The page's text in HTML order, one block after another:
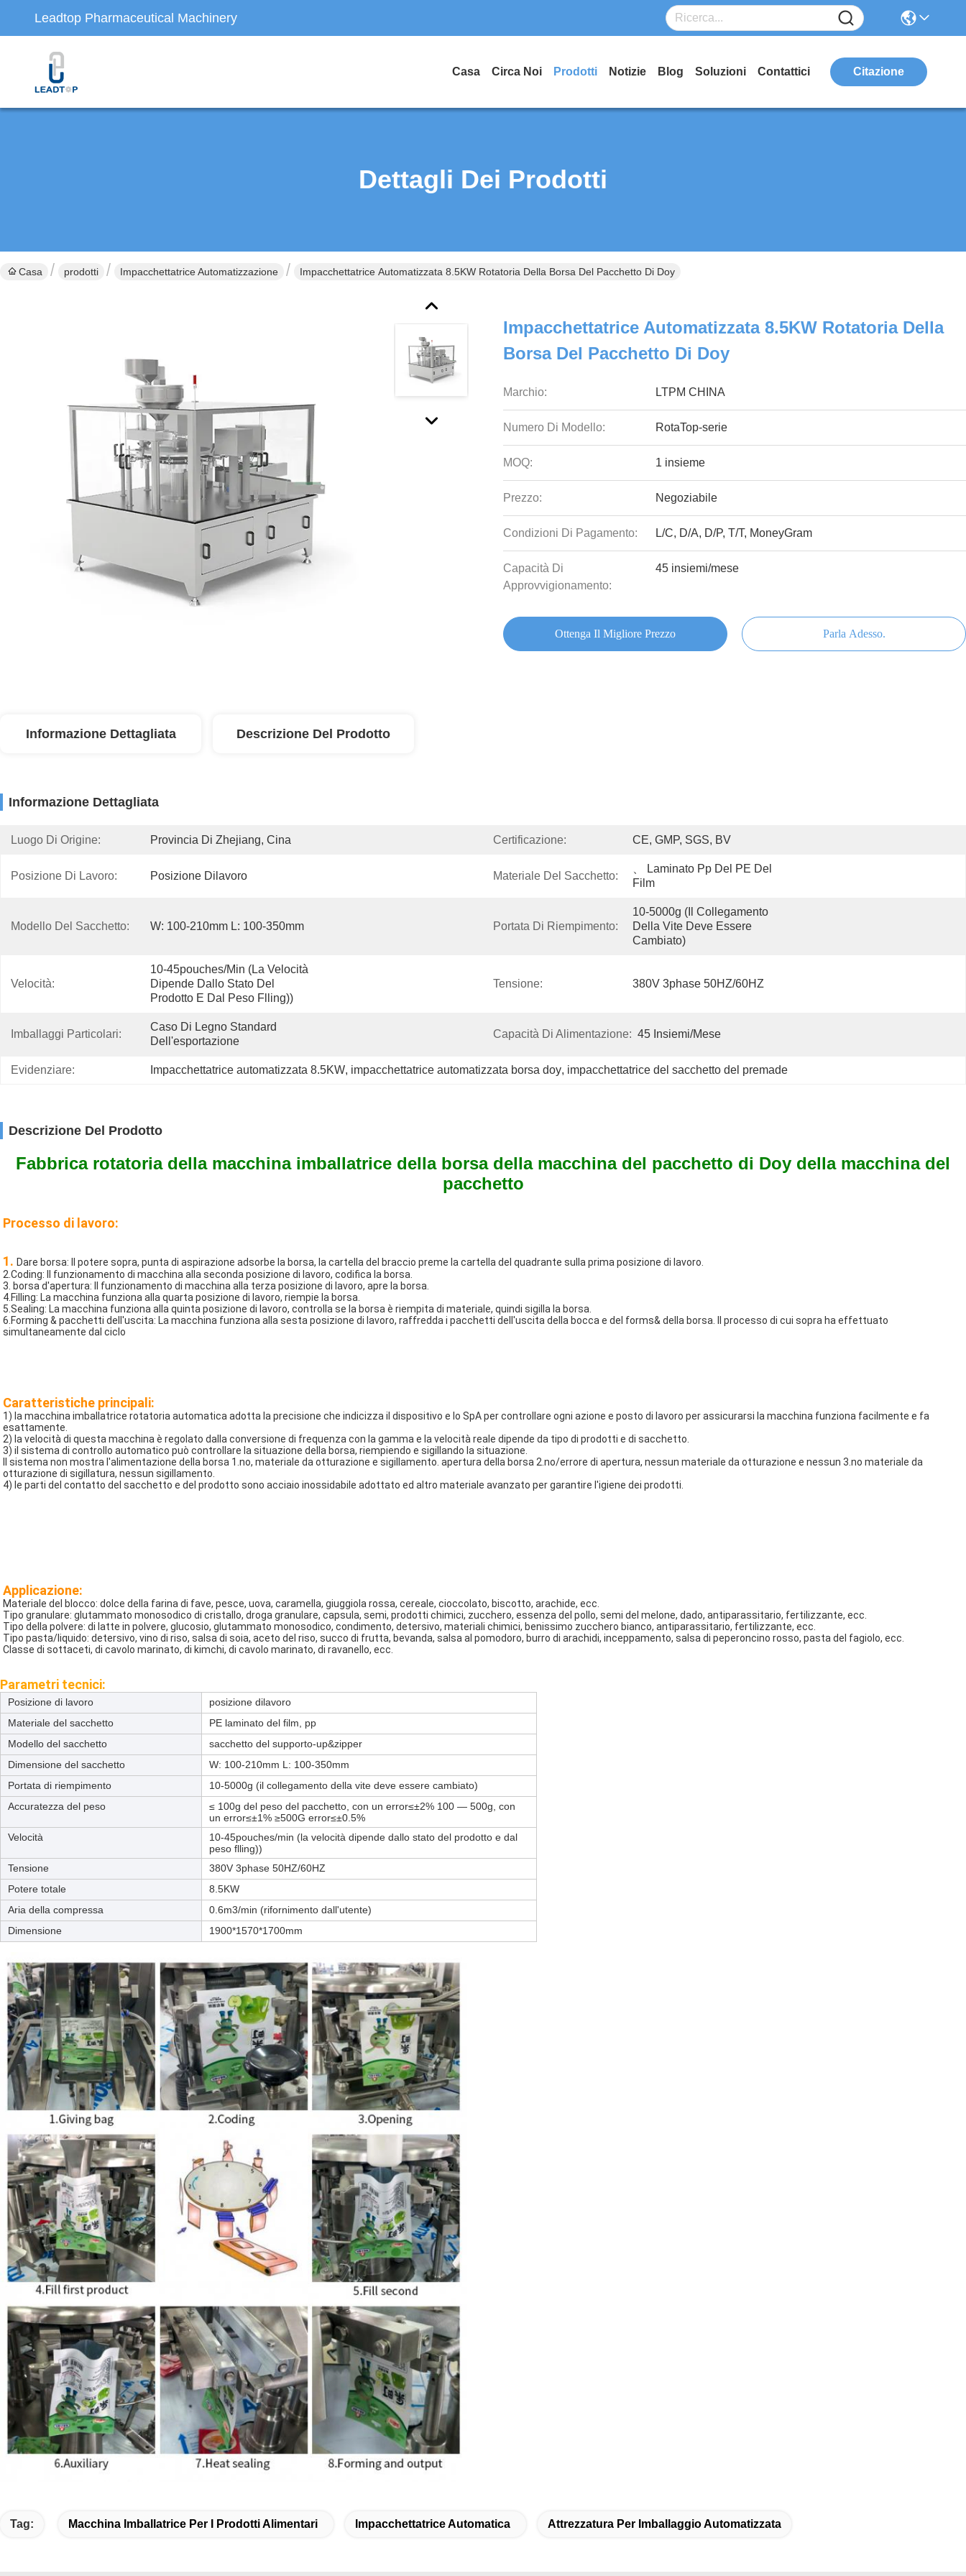
Leadtop Pharmaceutical Machinery
Casa Circa Noi Prodotti Notizie Blog Soluzioni Contattici Citazione
Dettagli Dei Prodotti
Casa prodotti Impacchettatrice Automatizzazione Impacchettatrice Automatizzata 8.5KW Rotatoria Della Borsa Del Pacchetto Di Doy
Impacchettatrice Automatizzata 8.5KW Rotatoria Della
Borsa Del Pacchetto Di Doy
Marchio: LTPM CHINA
Numero Di Modello: RotaTop-serie
MOQ: 1 insieme
Prezzo: Negoziabile
Condizioni Di Pagamento: L/C, D/A, D/P, T/T, MoneyGram
Capacità Di
Approvvigionamento:
45 insiemi/mese
Ottenga Il Migliore Prezzo Parla Adesso.
Informazione Dettagliata Descrizione Del Prodotto
Informazione Dettagliata
Luogo Di Origine: Provincia Di Zhejiang, Cina Certificazione: CE, GMP, SGS, BV
Posizione Di Lavoro: Posizione Dilavoro Materiale Del Sacchetto:
、 Laminato Pp Del PE Del
Film
Modello Del Sacchetto: W: 100-210mm L: 100-350mm Portata Di Riempimento:
10-5000g (il Collegamento
Della Vite Deve Essere
Cambiato)
Velocità:
10-45pouches/min (la Velocità
Dipende Dallo Stato Del
Prodotto E Dal Peso Flling))
Tensione: 380V 3phase 50HZ/60HZ
Imballaggi Particolari:
Caso Di Legno Standard
Dell'esportazione
Capacità Di Alimentazione: 45 Insiemi/mese
Evidenziare: Impacchettatrice automatizzata 8.5KW, impacchettatrice automatizzata borsa doy, impacchettatrice del sacchetto del premade
Descrizione Del Prodotto
Fabbrica rotatoria della macchina imballatrice della borsa della macchina del pacchetto di Doy della macchina del
pacchetto
Processo di lavoro:
1. Dare borsa: Il potere sopra, punta di aspirazione adsorbe la borsa, la cartella del braccio preme la cartella del quadrante sulla prima posizione di lavoro.
2.Coding: Il funzionamento di macchina alla seconda posizione di lavoro, codifica la borsa.
3. borsa d'apertura: Il funzionamento di macchina alla terza posizione di lavoro, apre la borsa.
4.Filling: La macchina funziona alla quarta posizione di lavoro, riempie la borsa.
5.Sealing: La macchina funziona alla quinta posizione di lavoro, controlla se la borsa è riempita di materiale, quindi sigilla la borsa.
6.Forming & pacchetti dell'uscita: La macchina funziona alla sesta posizione di lavoro, raffredda i pacchetti dell'uscita della bocca e del forms& della borsa. Il processo di cui sopra ha effettuato
simultaneamente dal ciclo
Caratteristiche principali:
1) la macchina imballatrice rotatoria automatica adotta la precisione che indicizza il dispositivo e lo SpA per controllare ogni azione e posto di lavoro per assicurarsi la macchina funziona facilmente e fa
esattamente.
2) la velocità di questa macchina è regolato dalla conversione di frequenza con la gamma e la velocità reale dipende da tipo di prodotti e di sacchetto.
3) il sistema di controllo automatico può controllare la situazione della borsa, riempiendo e sigillando la situazione.
Il sistema non mostra l'alimentazione della borsa 1.no, materiale da otturazione e sigillamento. apertura della borsa 2.no/errore di apertura, nessun materiale da otturazione e nessun 3.no materiale da
otturazione di sigillatura, nessun sigillamento.
4) le parti del contatto del sacchetto e del prodotto sono acciaio inossidabile adottato ed altro materiale avanzato per garantire l'igiene dei prodotti.
Applicazione:
Materiale del blocco: dolce della farina di fave, pesce, uova, caramella, giuggiola rossa, cereale, cioccolato, biscotto, arachide, ecc.
Tipo granulare: glutammato monosodico di cristallo, droga granulare, capsula, semi, prodotti chimici, zucchero, essenza del pollo, semi del melone, dado, antiparassitario, fertilizzante, ecc.
Tipo della polvere: di latte in polvere, glucosio, glutammato monosodico, condimento, detersivo, materiali chimici, benissimo zucchero bianco, antiparassitario, fertilizzante, ecc.
Tipo pasta/liquido: detersivo, vino di riso, salsa di soia, aceto del riso, succo di frutta, bevanda, salsa al pomodoro, burro di arachidi, inceppamento, salsa di peperoncino rosso, pasta del fagiolo, ecc.
Classe di sottaceti, di cavolo marinato, di kimchi, di cavolo marinato, di ravanello, ecc.
Parametri tecnici:
Posizione di lavoro
posizione dilavoro
Materiale del sacchetto
PE laminato del film, pp
Modello del sacchetto
sacchetto del supporto-up&zipper
Dimensione del sacchetto
W: 100-210mm L: 100-350mm
Portata di riempimento
10-5000g (il collegamento della vite deve essere cambiato)
Accuratezza del peso
≤ 100g del peso del pacchetto, con un error≤±2% 100 — 500g, con
un error≤±1% ≥500G error≤±0.5%
Velocità
10-45pouches/min (la velocità dipende dallo stato del prodotto e dal
peso flling))
Tensione
380V 3phase 50HZ/60HZ
Potere totale
8.5KW
Aria della compressa
0.6m3/min (rifornimento dall'utente)
Dimensione
1900*1570*1700mm
Tag: Macchina Imballatrice Per I Prodotti Alimentari Impacchettatrice Automatica Attrezzatura Per Imballaggio Automatizzata